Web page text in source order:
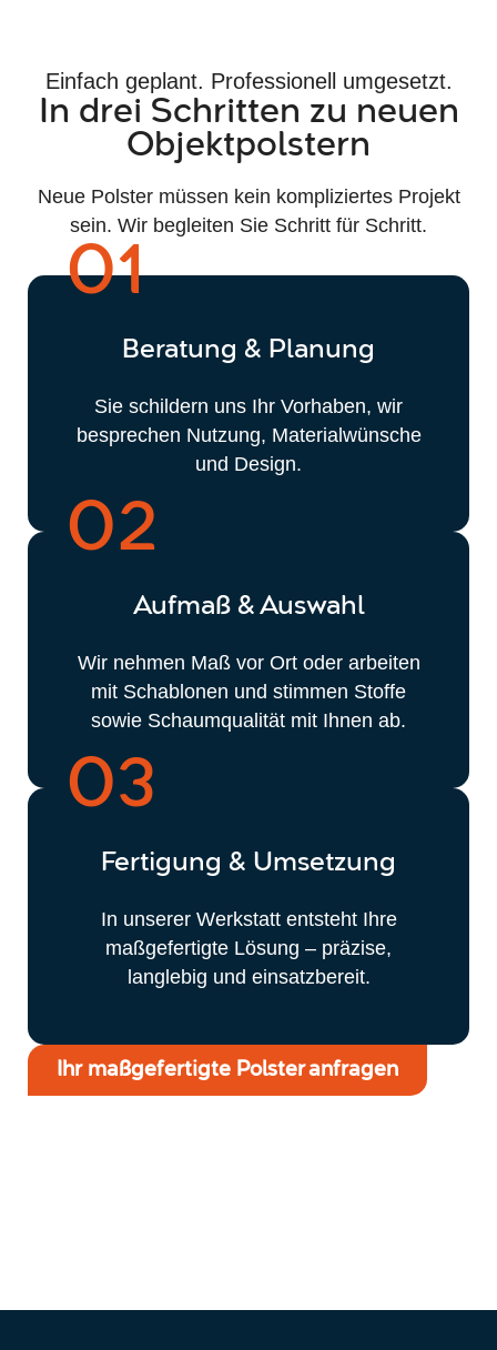
Einfach geplant. Professionell umgesetzt.
In drei Schritten zu neuen
Objektpolstern
Neue Polster müssen kein kompliziertes Projekt
sein. Wir begleiten Sie Schritt für Schritt.
01
Beratung & Planung
Sie schildern uns Ihr Vorhaben, wir
besprechen Nutzung, Materialwünsche
und Design.
02
Aufmaß & Auswahl
Wir nehmen Maß vor Ort oder arbeiten
mit Schablonen und stimmen Stoffe
sowie Schaumqualität mit Ihnen ab.
03
Fertigung & Umsetzung
In unserer Werkstatt entsteht Ihre
maßgefertigte Lösung – präzise,
langlebig und einsatzbereit.
Ihr maßgefertigte Polster anfragen